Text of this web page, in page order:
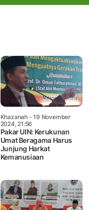
Khazanah- 19 November
2024, 21:56
Pakar UIN: Kerukunan
Umat Beragama Harus
Junjung Harkat
Kemanusiaan